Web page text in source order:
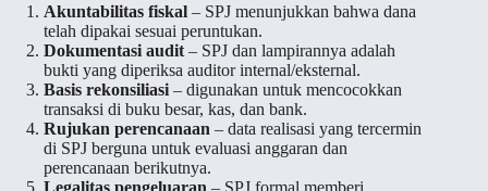
Akuntabilitas fiskal – SPJ menunjukkan bahwa dana
telah dipakai sesuai peruntukan.
Dokumentasi audit – SPJ dan lampirannya adalah
bukti yang diperiksa auditor internal/eksternal.
Basis rekonsiliasi – digunakan untuk mencocokkan
transaksi di buku besar, kas, dan bank.
Rujukan perencanaan – data realisasi yang tercermin
di SPJ berguna untuk evaluasi anggaran dan
perencanaan berikutnya.
Legalitas pengeluaran – SPJ formal memberi